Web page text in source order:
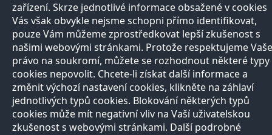
zařízení. Skrze jednotlivé informace obsažené v cookies
Vás však obvykle nejsme schopni přímo identifikovat,
pouze Vám můžeme zprostředkovat lepší zkušenost s
našimi webovými stránkami. Protože respektujeme Vaše
právo na soukromí, můžete se rozhodnout některé typy
cookies nepovolit. Chcete-li získat další informace a
změnit výchozí nastavení cookies, klikněte na záhlaví
jednotlivých typů cookies. Blokování některých typů
cookies může mít negativní vliv na Vaší uživatelskou
zkušenost s webovými stránkami. Další podrobné